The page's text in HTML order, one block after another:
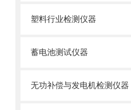
塑料行业检测仪器
蓄电池测试仪器
无功补偿与发电机检测仪器